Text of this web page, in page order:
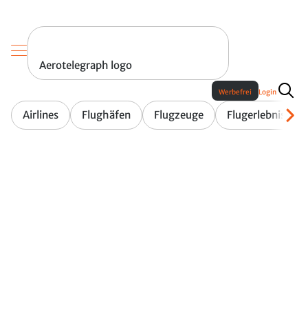
Aerotelegraph logo
Airlines Flughäfen Flugzeuge Flugerlebnis
Werbefrei Login